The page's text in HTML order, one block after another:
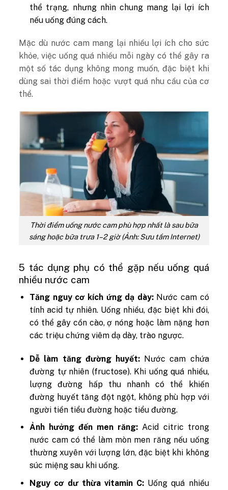
thể trạng, nhưng nhìn chung mang lại lợi ích
nếu uống đúng cách.
Mặc dù nước cam mang lại nhiều lợi ích cho sức
khỏe, việc uống quá nhiều mỗi ngày có thể gây ra
một số tác dụng không mong muốn, đặc biệt khi
dùng sai thời điểm hoặc vượt quá nhu cầu của cơ
thể.
Thời điểm uống nước cam phù hợp nhất là sau bữa
sáng hoặc bữa trưa 1–2 giờ (Ảnh: Sưu tầm Internet)
5 tác dụng phụ có thể gặp nếu uống quá
nhiều nước cam
Tăng nguy cơ kích ứng dạ dày: Nước cam có
tính acid tự nhiên. Uống nhiều, đặc biệt khi đói,
có thể gây cồn cào, ợ nóng hoặc làm nặng hơn
các triệu chứng viêm dạ dày, trào ngược.
Dễ làm tăng đường huyết: Nước cam chứa
đường tự nhiên (fructose). Khi uống quá nhiều,
lượng đường hấp thu nhanh có thể khiến
đường huyết tăng đột ngột, không phù hợp với
người tiền tiểu đường hoặc tiểu đường.
Ảnh hưởng đến men răng: Acid citric trong
nước cam có thể làm mòn men răng nếu uống
thường xuyên với lượng lớn, đặc biệt khi không
súc miệng sau khi uống.
Nguy cơ dư thừa vitamin C: Uống quá nhiều